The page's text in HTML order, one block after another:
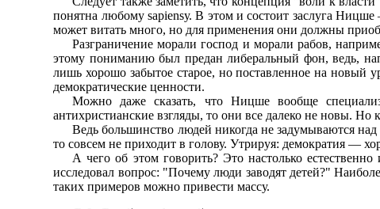
понятна любому sapiensу. В этом и состоит заслуга
может витать много, но для применения они должны
Разграничение морали господ и морали рабов,
этому пониманию был предан либеральный фон, ведь,
лишь хорошо забытое старое, но поставленное на новый
демократические ценности.
Можно даже сказать, что Ницше вообще
антихристианские взгляды, то они все далеко не новы.
Ведь большинство людей никогда не задумываются
то совсем не приходит в голову. Утрируя: демократия —
А чего об этом говорить? Это настолько
исследовал вопрос: "Почему люди заводят детей?"
таких примеров можно привести массу.